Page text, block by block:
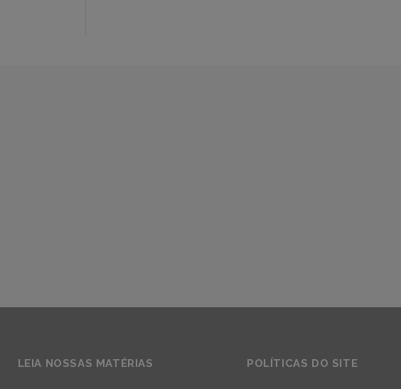
LEIA NOSSAS MATÉRIAS POLÍTICAS DO SITE